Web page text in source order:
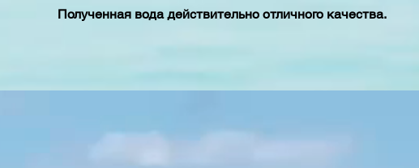
Полученная вода действительно отличного качества.